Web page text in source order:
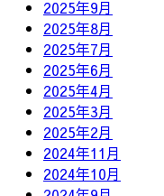
2025年9月
2025年8月
2025年7月
2025年6月
2025年4月
2025年3月
2025年2月
2024年11月
2024年10月